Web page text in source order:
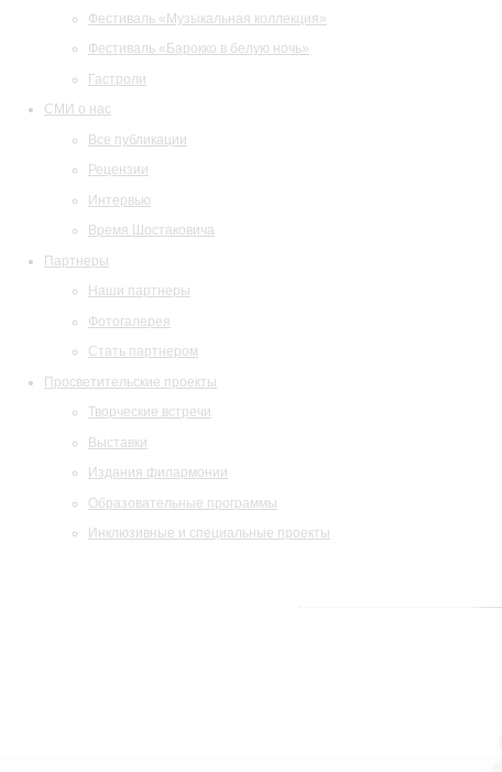
Фестиваль «Музыкальная коллекция»
Фестиваль «Барокко в белую ночь»
Гастроли
СМИ о нас
Все публикации
Рецензии
Интервью
Время Шостаковича
Партнеры
Наши партнеры
Фотогалерея
Стать партнером
Просветительские проекты
Творческие встречи
Выставки
Издания филармонии
Образовательные программы
Инклюзивные и специальные проекты